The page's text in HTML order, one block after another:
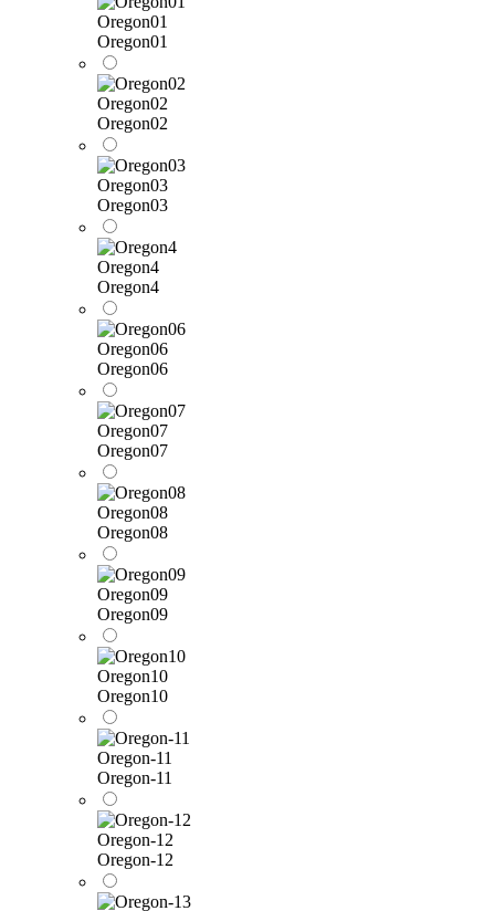
Oregon01
Oregon01
Oregon02
Oregon02
Oregon03
Oregon03
Oregon4
Oregon4
Oregon06
Oregon06
Oregon07
Oregon07
Oregon08
Oregon08
Oregon09
Oregon09
Oregon10
Oregon10
Oregon-11
Oregon-11
Oregon-12
Oregon-12